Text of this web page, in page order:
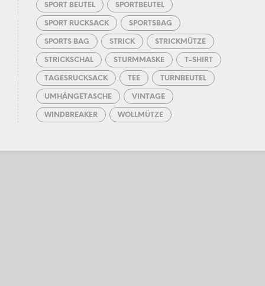
SPORT BEUTEL SPORTBEUTEL
SPORT RUCKSACK SPORTSBAG
SPORTS BAG STRICK STRICKMÜTZE
STRICKSCHAL STURMMASKE T-SHIRT
TAGESRUCKSACK TEE TURNBEUTEL
UMHÄNGETASCHE VINTAGE
WINDBREAKER WOLLMÜTZE